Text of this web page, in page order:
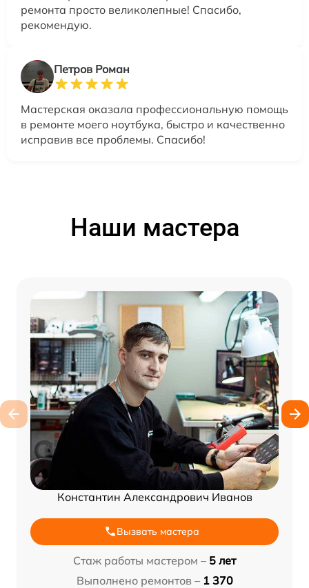
ремонта просто великолепные! Спасибо,
рекомендую.
Петров Роман
Мастерская оказала профессиональную помощь
в ремонте моего ноутбука, быстро и качественно
исправив все проблемы. Спасибо!
Наши мастера
Константин Александрович Иванов
Вызвать мастера
Стаж работы мастером – 5 лет
Выполнено ремонтов – 1 370